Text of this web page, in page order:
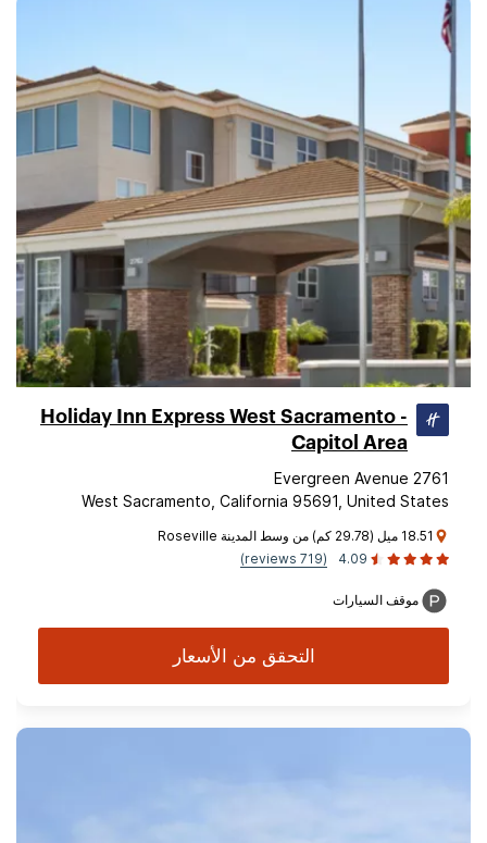
Holiday Inn Express West Sacramento -
Capitol Area
2761 Evergreen Avenue
West Sacramento, California 95691, United States
18.51 ميل (29.78 كم) من وسط المدينة Roseville
4.09
(719 reviews)
موقف السيارات
التحقق من الأسعار